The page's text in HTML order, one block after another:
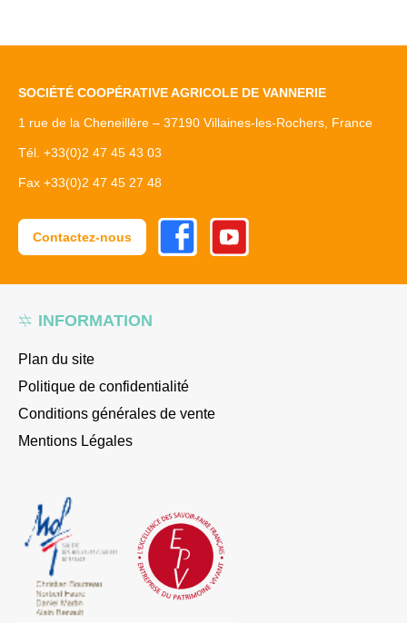
INFORMATION
Plan du site
Politique de confidentialité
Conditions générales de vente
Mentions Légales
SOCIÉTÉ COOPÉRATIVE AGRICOLE DE VANNERIE
1 rue de la Cheneillère – 37190 Villaines-les-Rochers, France
Tél. +33(0)2 47 45 43 03
Fax +33(0)2 47 45 27 48
Contactez-nous
FacebookYoutube